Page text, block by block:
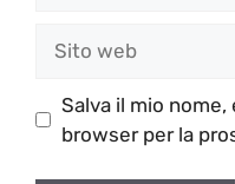
web
Salva il mio
browser per la